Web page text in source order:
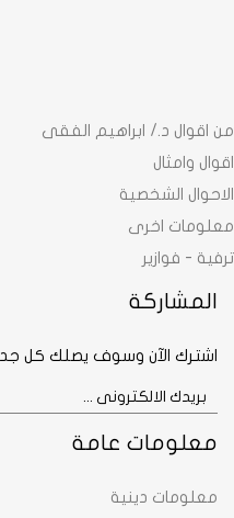
معلومات عامة
معلومات دينية
اقوال د./ ابراهيم الفقى
وامثال
الشخصية
اخرى
- فوازير
المشاركة
اشترك الآن وسوف يصلك كل جديد